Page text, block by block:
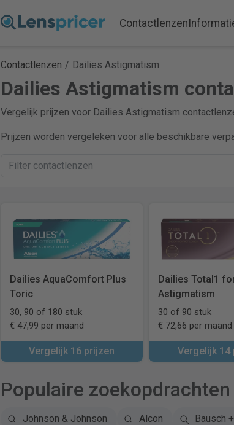
Contactlenzen
Contactlenzen / Dailies Astigmatism
Dailies Astigmatism
Vergelijk prijzen voor Dailies Astigmatism
Prijzen worden vergeleken voor alle beschikbare
Dailies AquaComfort Plus
Toric
30, 90 of 180 stuk
€ 47,99 per maand
Vergelijk 16 prijzen
Dailies Total1
Astigmatism
30 of 90 stuk
€ 72,66 per maand
Vergelijk 14
Populaire zoekopdrachten
Johnson & Johnson Alcon Bausch